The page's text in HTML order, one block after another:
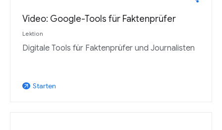
Video: Google-Tools für Faktenprüfer
Lektion
Digitale Tools für Faktenprüfer und Journalisten
arrow_outward Starten